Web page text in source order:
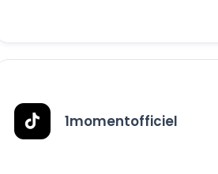
1momentofficiel